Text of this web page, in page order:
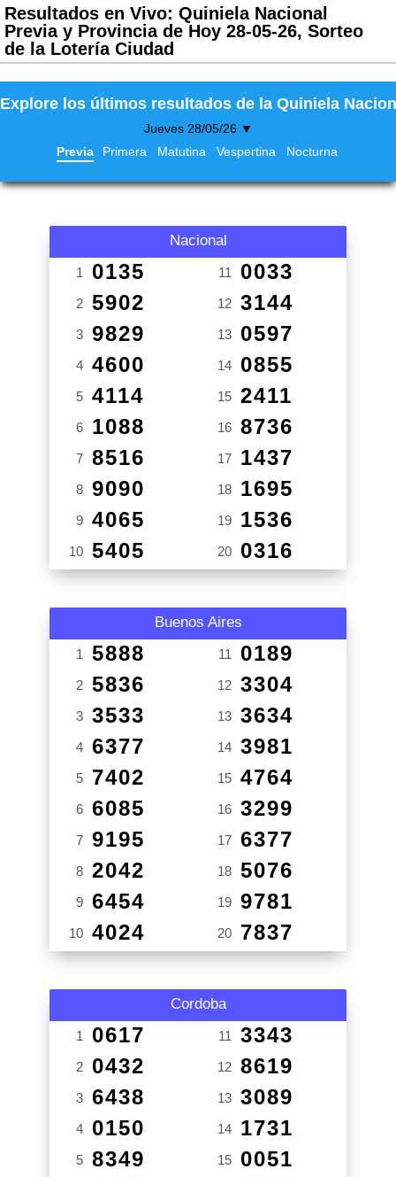
Resultados en Vivo: Quiniela Nacional
Previa y Provincia de Hoy 28-05-26, Sorteo
de la Lotería Ciudad
Explore los últimos resultados de la Quiniela
Jueves 28/05/26 ▼
Previa
Primera Matutina Vespertina Nocturna
Nacional
1 0135
2 5902
3 9829
4 4600
5 4114
6 1088
7 8516
8 9090
9 4065
10 5405
11 0033
12 3144
13 0597
14 0855
15 2411
16 8736
17 1437
18 1695
19 1536
20 0316
Buenos Aires
1 5888
2 5836
3 3533
4 6377
5 7402
6 6085
7 9195
8 2042
9 6454
10 4024
11 0189
12 3304
13 3634
14 3981
15 4764
16 3299
17 6377
18 5076
19 9781
20 7837
Cordoba
1 0617
2 0432
3 6438
4 0150
5 8349
11 3343
12 8619
13 3089
14 1731
15 0051